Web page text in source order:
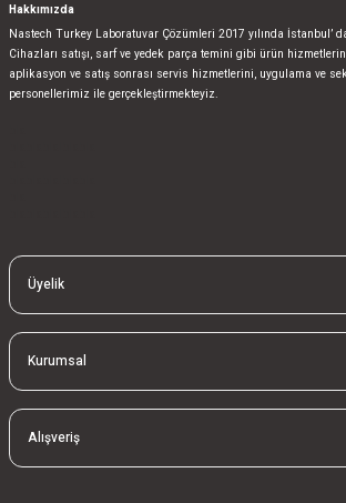
Hakkımızda
Nastech Turkey Laboratuvar Çözümleri 2017 yılında İstanbul’
Cihazları satışı, sarf ve yedek parça temini gibi ürün
aplikasyon ve satış sonrası servis hizmetlerini, uygulama ve
personellerimiz ile gerçekleştirmekteyiz.
Üyelik
Kurumsal
Alışveriş